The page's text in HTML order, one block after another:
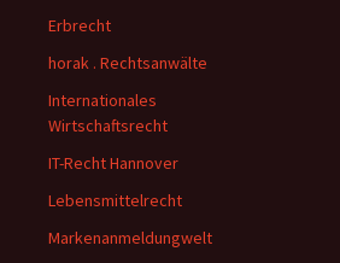
Erbrecht
horak . Rechtsanwälte
Internationales
Wirtschaftsrecht
IT-Recht Hannover
Lebensmittelrecht
Markenanmeldungwelt